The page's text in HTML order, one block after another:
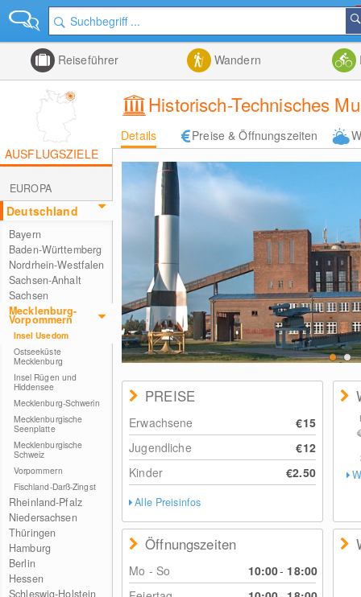
Reiseführer Wandern
Historisch-Technisches
Details Preise & Öffnungszeiten
AUSFLUGSZIELE
EUROPA
Deutschland
Bayern
Baden-Württemberg
Nordrhein-Westfalen
Sachsen-Anhalt
Sachsen
Mecklenburg-
Vorpommern
Insel Usedom
Ostseeküste
Mecklenburg
Insel Rügen und
Hiddensee
Mecklenburg-Schwerin
Mecklenburgische
Seenplatte
Mecklenburgische
Schweiz
Vorpommern
Fischland-Darß-Zingst
Rheinland-Pfalz
Niedersachsen
Thüringen
Hamburg
Berlin
Hessen
Schleswig-Holstein
PREISE
Erwachsene
€15
Jugendliche
€12
Kinder
€2.50
Alle Preisinfos
Öffnungszeiten
Mo - So 10:00- 18:00